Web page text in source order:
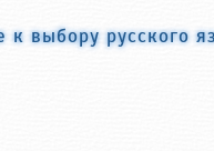
к выбору русского